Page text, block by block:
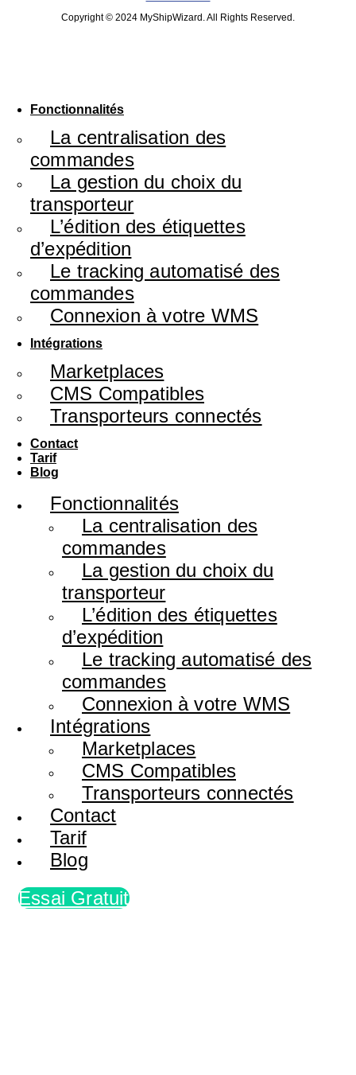
Copyright © 2024 MyShipWizard. All Rights Reserved.
Fonctionnalités
La centralisation des
commandes
La gestion du choix du
transporteur
L’édition des étiquettes
d’expédition
Le tracking automatisé des
commandes
Connexion à votre WMS
Intégrations
Marketplaces
CMS Compatibles
Transporteurs connectés
Contact
Tarif
Blog
Fonctionnalités
La centralisation des
commandes
La gestion du choix du
transporteur
L’édition des étiquettes
d’expédition
Le tracking automatisé des
commandes
Connexion à votre WMS
Intégrations
Marketplaces
CMS Compatibles
Transporteurs connectés
Contact
Tarif
Blog
Essai Gratuit